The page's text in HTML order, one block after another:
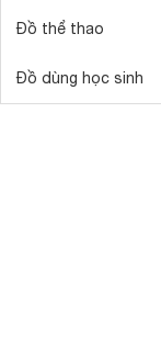
Đồ thể thao
Đồ dùng học sinh